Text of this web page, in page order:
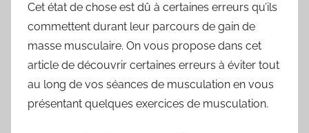
Cet état de chose est dû à certaines erreurs qu’ils
commettent durant leur parcours de gain de
masse musculaire. On vous propose dans cet
article de découvrir certaines erreurs à éviter tout
au long de vos séances de musculation en vous
présentant quelques exercices de musculation.